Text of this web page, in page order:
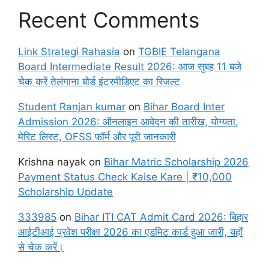
Recent Comments
Link Strategi Rahasia on TGBIE Telangana
Board Intermediate Result 2026: आज सुबह 11 बजे
चेक करें तेलंगाना बोर्ड इंटरमीडिएट का रिजल्ट
Student Ranjan kumar on Bihar Board Inter
Admission 2026: ऑनलाइन आवेदन की तारीख, योग्यता,
मेरिट लिस्ट, OFSS फॉर्म और पूरी जानकारी
Krishna nayak on Bihar Matric Scholarship 2026
Payment Status Check Kaise Kare | ₹10,000
Scholarship Update
333985 on Bihar ITI CAT Admit Card 2026: बिहार
आईटीआई प्रवेश परीक्षा 2026 का एडमिट कार्ड हुआ जारी, यहाँ
से चेक करें।